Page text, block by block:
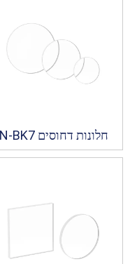
N-BK7 חלונות דחוסים